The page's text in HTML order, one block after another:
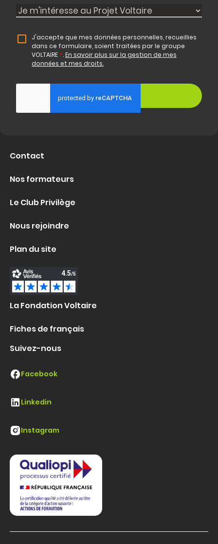
J'accepte que mes données personnelles, recueillies
dans ce formulaire, soient traitées par le groupe
VOLTAIRE *.En savoir plus sur la gestion de mes
données et mes droits.
Contact
Nos formateurs
Le Club Privilège
Nous rejoindre
Plan du site
La Fondation Voltaire
Fiches de français
Suivez-nous
Facebook
Linkedin
Instagram